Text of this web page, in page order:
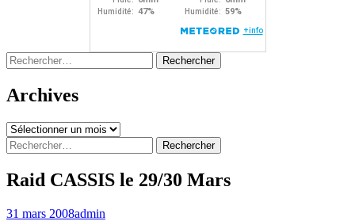
Rechercher :
Archives
Archives
Rechercher :
Raid CASSIS le 29/30 Mars
31 mars 2008admin